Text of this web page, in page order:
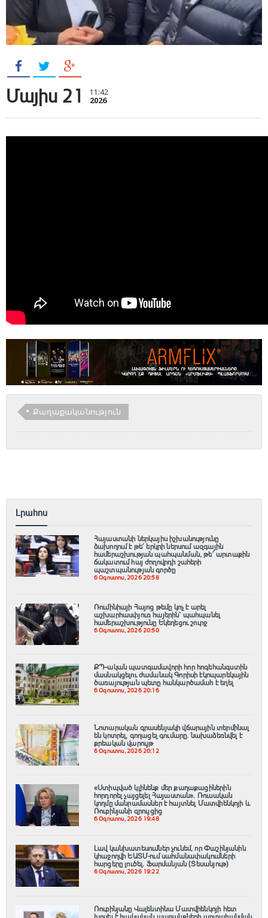
Մայիս 21 11:42
2026
Քաղաքականություն
Լրահոս
Հայաստանի ներկայիս իշխանությունը
ձախողում է թե՛ երկրի ներսում ազգային
համերաշխության պահպանման, թե՛ արտաքին
ճակատում հայ ժողովրդի շահերի
պաշտպանության գործը
6 Օգոստոս, 2026 20:58
Ռումինիայի Հայոց թեմը կոչ է արել
աշխարհասփյուռ հայերին՝ պահպանել
համերաշխությունը Եկեղեցու շուրջ
6 Օգոստոս, 2026 20:50
ՔՊ–ական պատգամավորի հոր հոգեհանգստին
մասնակցելու ժամանակ Գորիսի էկոպարեկային
ծառայության պետը հանկարծամահ է եղել
6 Օգոստոս, 2026 20:16
Նոտարական գրասենյակի վճարային տերմինալ
են կոտրել, գողացել գումարը. նախաձեռնվել է
քրեական վարույթ
6 Օգոստոս, 2026 20:12
«Ստիպված կլինենք մեր քաղաքացիներին
հորդորել չայցելել Հայաստան»․ Ռուսական
կողմը մանրամասներ է հայտնել Մատվիենկոյի և
Ռուբինյանի զրույցից
6 Օգոստոս, 2026 19:48
Լավ կանխատեսումներ չունեմ, որ Փաշինյանին
կհաջողվի ԵԱՏՄ-ում սահմանափակումների
հարցերը լուծել. Ֆարմանյան (Տեսանյութ)
6 Օգոստոս, 2026 19:22
Ռուբինյանը Վալենտինա Մատվիենկոյի հետ